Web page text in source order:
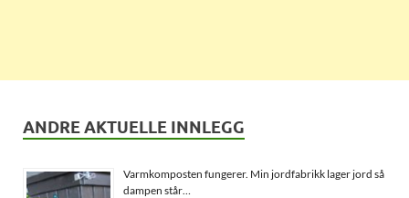
ANDRE AKTUELLE INNLEGG
Varmkomposten fungerer. Min jordfabrikk lager jord så
dampen står…